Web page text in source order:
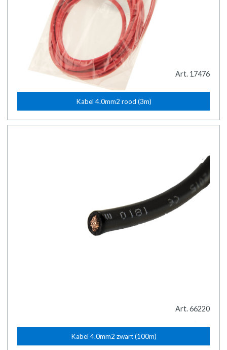
Art. 17476
Kabel 4.0mm2 rood (3m)
Art. 66220
Kabel 4.0mm2 zwart (100m)